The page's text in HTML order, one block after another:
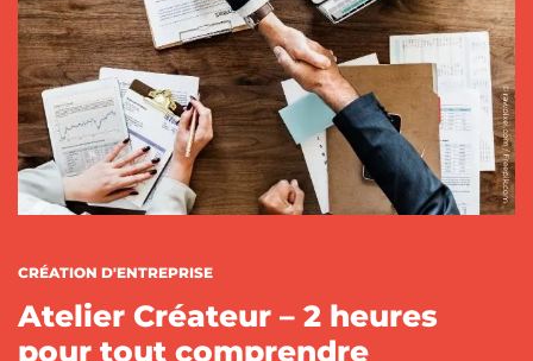
CATÉGORIES :
CRÉATION D'ENTREPRISE
Atelier Créateur – 2 heures
pour tout comprendre